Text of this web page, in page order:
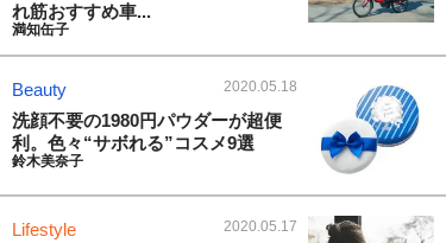
れ筋おすすめ車...
満知缶子
Beauty 2020.05.18
洗顔不要の1980円パウダーが超便
利。色々“サボれる”コスメ9選
鈴木美奈子
Lifestyle 2020.05.17